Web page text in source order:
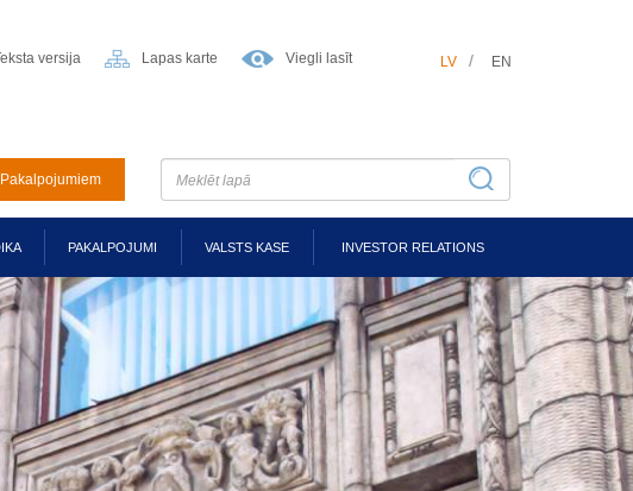
versija Lapas karte Viegli lasīt LV EN
PAKALPOJUMI VALSTS KASE INVESTOR RELATIONS